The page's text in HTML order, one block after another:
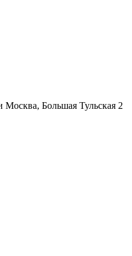
Москва, Большая Тульская 2